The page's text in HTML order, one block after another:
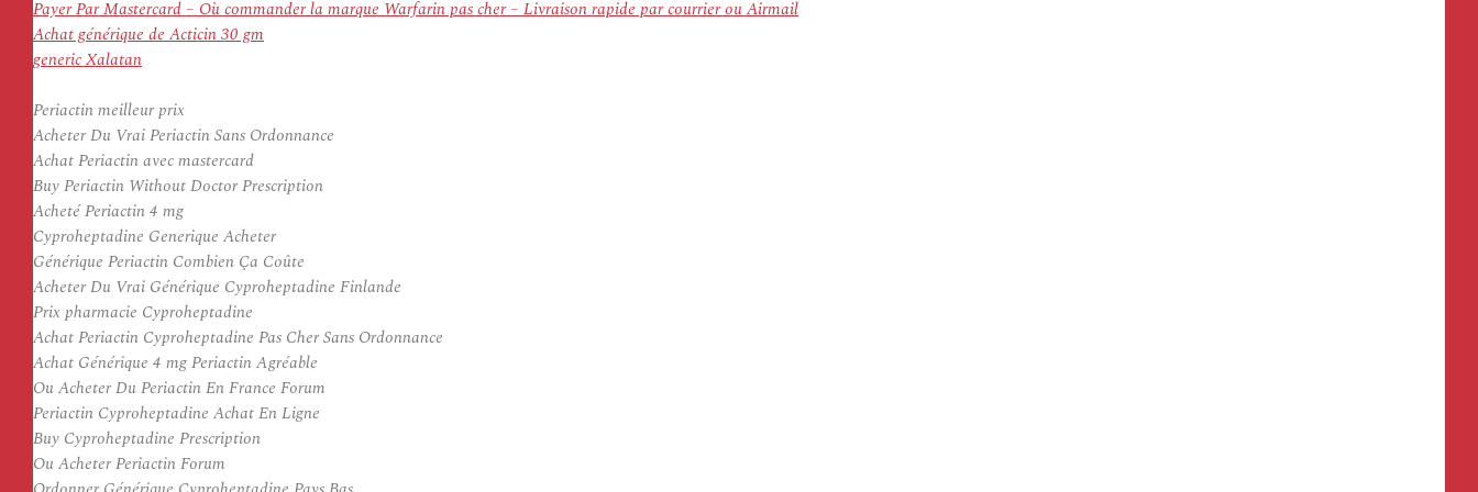
Payer Par Mastercard – Où commander la marque Warfarin pas cher – Livraison rapide par courrier ou Airmail
Achat générique de Acticin 30 gm
generic Xalatan
Periactin meilleur prix
Acheter Du Vrai Periactin Sans Ordonnance
Achat Periactin avec mastercard
Buy Periactin Without Doctor Prescription
Acheté Periactin 4 mg
Cyproheptadine Generique Acheter
Générique Periactin Combien Ça Coûte
Acheter Du Vrai Générique Cyproheptadine Finlande
Prix pharmacie Cyproheptadine
Achat Periactin Cyproheptadine Pas Cher Sans Ordonnance
Achat Générique 4 mg Periactin Agréable
Ou Acheter Du Periactin En France Forum
Periactin Cyproheptadine Achat En Ligne
Buy Cyproheptadine Prescription
Ou Acheter Periactin Forum